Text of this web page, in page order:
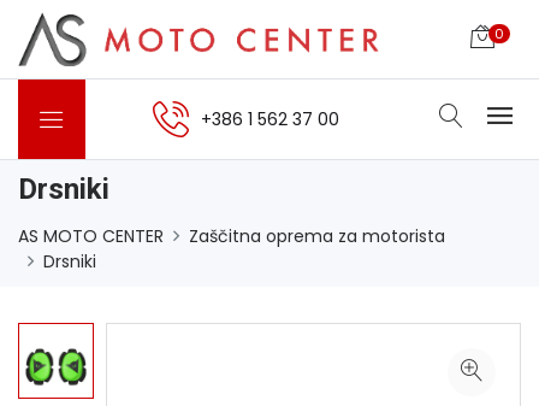
0
+386 1 562 37 00
Drsniki
AS MOTO CENTER
Zaščitna oprema za motorista
Drsniki